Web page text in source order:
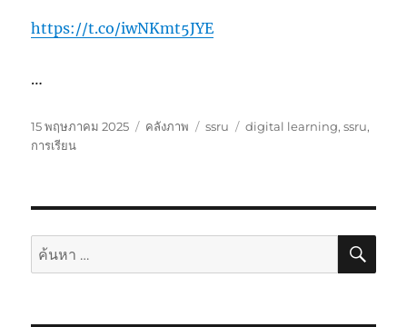
https://t.co/iwNKmt5JYE
…
เขียน
เมื่อ
15 พฤษภาคม 2025
รูป
คลังภาพ
หมวด
ssru
ป้าย
digital learning,ssru,
การเรียน
ค้นหา: ค้น